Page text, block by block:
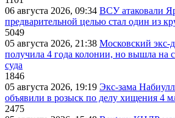
06 августа 2026, 09:34 ВСУ атаковали
предварительной целью стал один из
5049
05 августа 2026, 21:38 Московский экс-
получила 4 года колонии, но вышла на
суда
1846
05 августа 2026, 19:19 Экс-зама
объявили в розыск по делу хищения 4
2475